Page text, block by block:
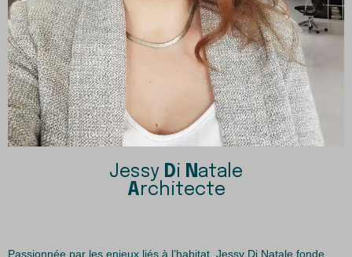
Jessy Di N atale
Architecte
Passionnée par les enjeux liés à l’habitat, Jessy Di Natale fonde